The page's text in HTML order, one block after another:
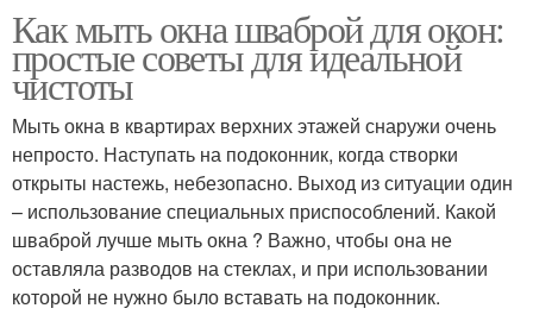
Как мыть окна шваброй для окон:
простые советы для идеальной
чистоты
Мыть окна в квартирах верхних этажей снаружи очень
непросто. Наступать на подоконник, когда створки
открыты настежь, небезопасно. Выход из ситуации один
– использование специальных приспособлений. Какой
шваброй лучше мыть окна ? Важно, чтобы она не
оставляла разводов на стеклах, и при использовании
которой не нужно было вставать на подоконник.